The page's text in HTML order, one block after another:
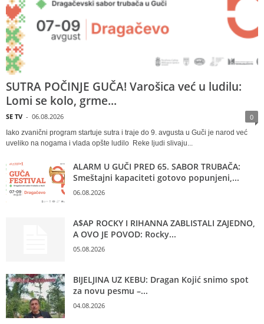
SUTRA POČINJE GUČA! Varošica već u ludilu:
Lomi se kolo, grme...
SE TV - 06.08.2026 0
Iako zvanični program startuje sutra i traje do 9. avgusta u Guči je narod već
uveliko na nogama i vlada opšte ludilo Reke ljudi slivaju...
ALARM U GUČI PRED 65. SABOR TRUBAČA:
Smeštajni kapaciteti gotovo popunjeni,...
06.08.2026
A$AP ROCKY I RIHANNA ZABLISTALI ZAJEDNO,
A OVO JE POVOD: Rocky...
05.08.2026
BIJELJINA UZ KEBU: Dragan Kojić snimo spot
za novu pesmu –...
04.08.2026